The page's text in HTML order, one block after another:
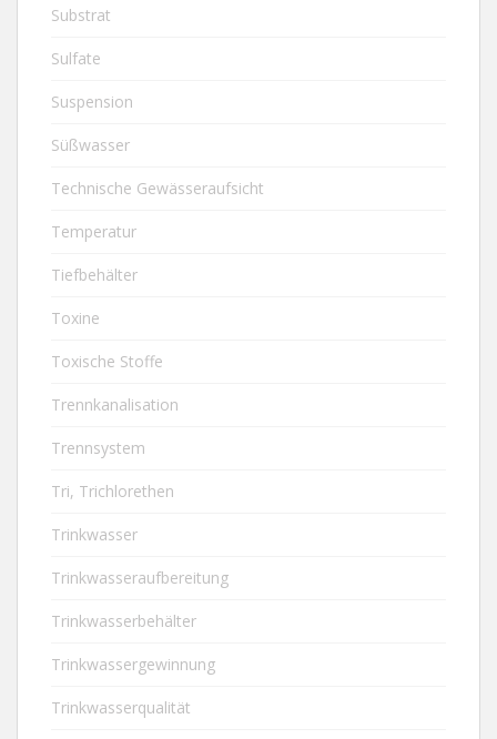
Substrat
Sulfate
Suspension
Süßwasser
Technische Gewässeraufsicht
Temperatur
Tiefbehälter
Toxine
Toxische Stoffe
Trennkanalisation
Trennsystem
Tri, Trichlorethen
Trinkwasser
Trinkwasseraufbereitung
Trinkwasserbehälter
Trinkwassergewinnung
Trinkwasserqualität